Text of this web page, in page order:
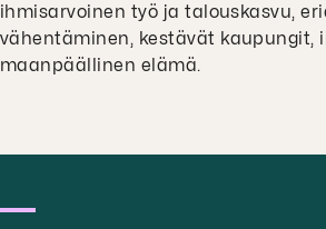
ihmisarvoinen työ ja talouskasvu,
vähentäminen, kestävät kaupungit,
maanpäällinen elämä.